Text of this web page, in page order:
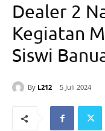
Dealer 2
Kegiatan
Siswi
By L212 5 Juli 2024